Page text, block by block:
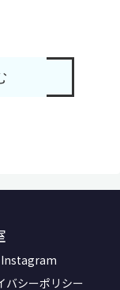
Instagram
バシーポリシー